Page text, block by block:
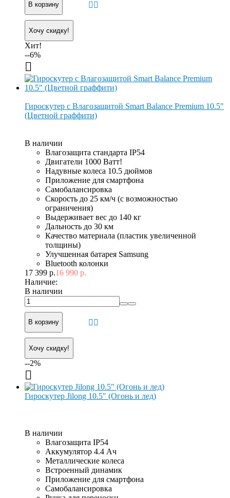
В корзину
Хочу скидку!
Хит!
--6%
Гироскутер с Влагозащитой Smart Balance Premium 10.5"
(Цветной граффити)
В наличии
Влагозащита стандарта IP54
Двигатели 1000 Ватт!
Надувные колеса 10.5 дюймов
Приложение для смартфона
Самобалансировка
Скорость до 25 км/ч (с возможностью
ограничения)
Выдерживает вес до 140 кг
Дальность до 30 км
Качество материала (пластик увеличенной
толщины)
Улучшенная батарея Samsung
Bluetooth колонки
17 399 р.16 990 р.
Наличие:
В наличии
В корзину
Хочу скидку!
--2%
Гироскутер Jilong 10.5" (Огонь и лед)
В наличии
Влагозащита IP54
Аккумулятор 4.4 Ач
Металлические колеса
Встроенный динамик
Приложение для смартфона
Самобалансировка